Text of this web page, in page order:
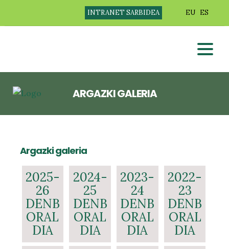
INTRANET SARBIDEA EU ES
ARGAZKI GALERIA
Argazki galeria
2025-
26
DENB
ORAL
DIA
2024-
25
DENB
ORAL
DIA
2023-
24
DENB
ORAL
DIA
2022-
23
DENB
ORAL
DIA